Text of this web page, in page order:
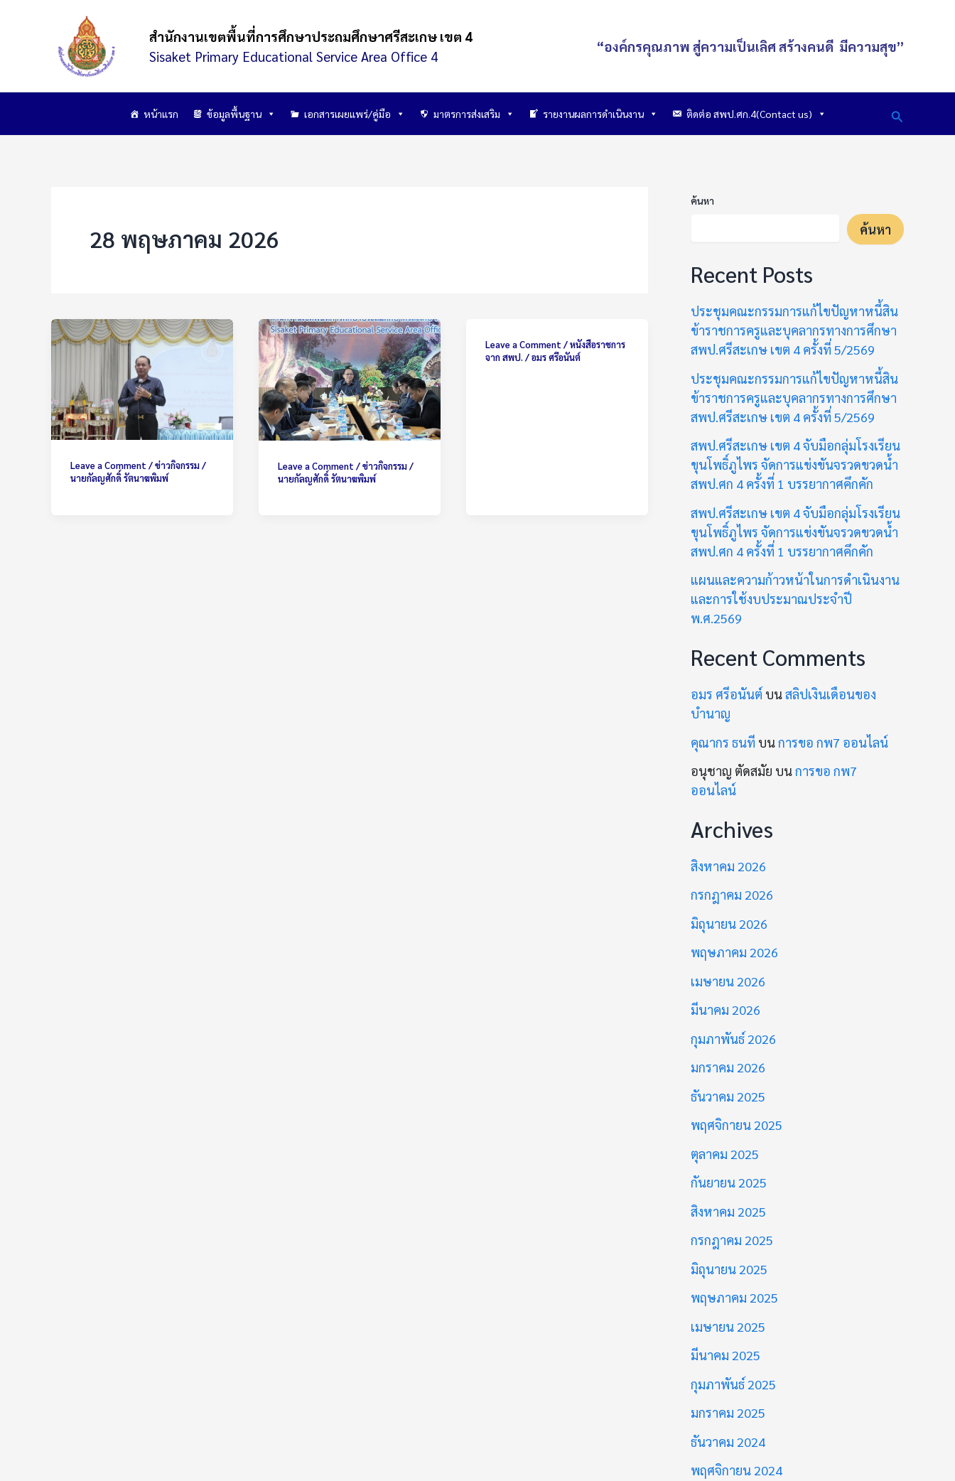
สำนักงานเขตพื้นที่การศึกษาประถมศึกษาศรีสะเกษ เขต 4
Sisaket Primary Educational Service Area Office 4
“องค์กรคุณภาพ สู่ความเป็นเลิศสร้างคนดี มีความสุข”
หน้าแรก ข้อมูลพื้นฐาน เอกสารเผยแพร่/คู่มือ มาตรการส่งเสริม รายงานผลการดำเนินงาน ติดต่อ สพป.ศก.4(Contact us) Search
28 พฤษภาคม 2026
Leave a Comment /ข่าวกิจกรรม/
นายกัลญศักดิ์ รัตนาฆพิมพ์
Leave a Comment /ข่าวกิจกรรม/
นายกัลญศักดิ์ รัตนาฆพิมพ์
Leave a Comment /หนังสือราชการ
จาก สพป. /อมร ศรีอนันต์
ค้นหา
ค้นหา
Recent Posts
ประชุมคณะกรรมการแก้ไขปัญหาหนี้สิน
ข้าราชการครูและบุคลากรทางการศึกษา
สพป.ศรีสะเกษ เขต 4 ครั้งที่ 5/2569
ประชุมคณะกรรมการแก้ไขปัญหาหนี้สิน
ข้าราชการครูและบุคลากรทางการศึกษา
สพป.ศรีสะเกษ เขต 4 ครั้งที่ 5/2569
สพป.ศรีสะเกษ เขต 4 จับมือกลุ่มโรงเรียน
ขุนโพธิ์ภูไพร จัดการแข่งขันจรวดขวดน้ำ
สพป.ศก 4 ครั้งที่ 1 บรรยากาศคึกคัก
สพป.ศรีสะเกษ เขต 4 จับมือกลุ่มโรงเรียน
ขุนโพธิ์ภูไพร จัดการแข่งขันจรวดขวดน้ำ
สพป.ศก 4 ครั้งที่ 1 บรรยากาศคึกคัก
แผนและความก้าวหน้าในการดำเนินงาน
และการใช้งบประมาณประจำปี
พ.ศ.2569
Recent Comments
อมร ศรีอนันต์ บนสลิปเงินเดือนของ
บำนาญ
คุณากร ธนที บนการขอ กพ7 ออนไลน์
อนุชาญ ตัดสมัย บนการขอ กพ7
ออนไลน์
Archives
สิงหาคม 2026
กรกฎาคม 2026
มิถุนายน 2026
พฤษภาคม 2026
เมษายน 2026
มีนาคม 2026
กุมภาพันธ์ 2026
มกราคม 2026
ธันวาคม 2025
พฤศจิกายน 2025
ตุลาคม 2025
กันยายน 2025
สิงหาคม 2025
กรกฎาคม 2025
มิถุนายน 2025
พฤษภาคม 2025
เมษายน 2025
มีนาคม 2025
กุมภาพันธ์ 2025
มกราคม 2025
ธันวาคม 2024
พฤศจิกายน 2024